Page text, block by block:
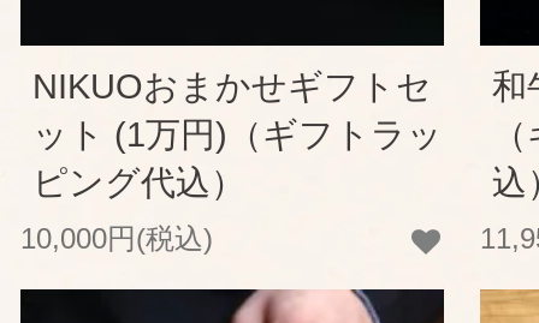
NIKUOおまかせギフトセ
ット (1万円)（ギフトラッ
ピング代込）
10,000円(税込)
和
込